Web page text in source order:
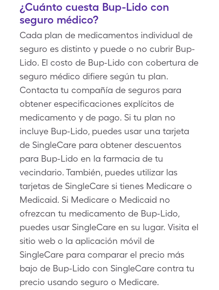
¿Cuánto cuesta Bup-Lido con
seguro médico?
Cada plan de medicamentos individual de
seguro es distinto y puede o no cubrir Bup-
Lido. El costo de Bup-Lido con cobertura de
seguro médico difiere según tu plan.
Contacta tu compañía de seguros para
obtener especificaciones explícitos de
medicamento y de pago. Si tu plan no
incluye Bup-Lido, puedes usar una tarjeta
de SingleCare para obtener descuentos
para Bup-Lido en la farmacia de tu
vecindario. También, puedes utilizar las
tarjetas de SingleCare si tienes Medicare o
Medicaid. Si Medicare o Medicaid no
ofrezcan tu medicamento de Bup-Lido,
puedes usar SingleCare en su lugar. Visita el
sitio web o la aplicación móvil de
SingleCare para comparar el precio más
bajo de Bup-Lido con SingleCare contra tu
precio usando seguro o Medicare.